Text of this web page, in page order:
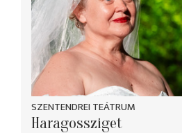
SZENTENDREI TEÁTRUM
Haragossziget